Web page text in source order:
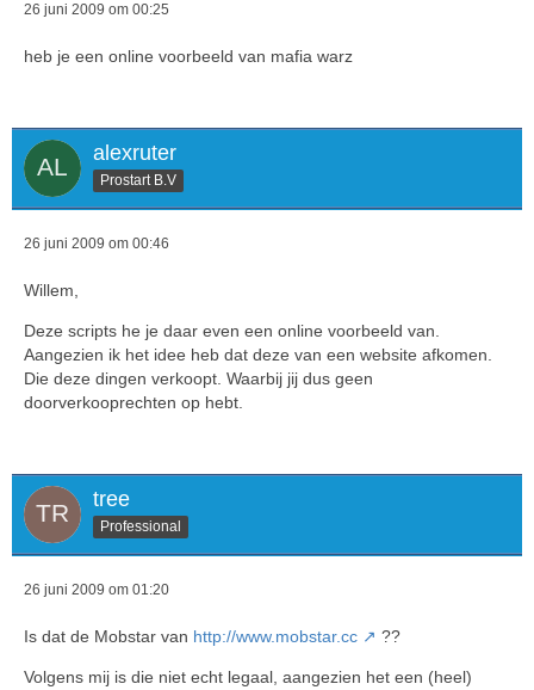
26 juni 2009 om 00:25
heb je een online voorbeeld van mafia warz
alexruter
Prostart B.V
26 juni 2009 om 00:46
Willem,
Deze scripts he je daar even een online voorbeeld van.
Aangezien ik het idee heb dat deze van een website afkomen.
Die deze dingen verkoopt. Waarbij jij dus geen
doorverkooprechten op hebt.
tree
Professional
26 juni 2009 om 01:20
Is dat de Mobstar van http://www.mobstar.cc ??
Volgens mij is die niet echt legaal, aangezien het een (heel)